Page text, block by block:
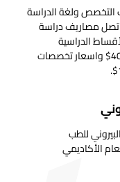
ولغة الدراسة
أنها إجمالا تتراوح بين 4000$ و تصل مصاريف دراسة
الى 21000$ أما الأقساط الدراسية
لتخصصات الماجستير تتراوح بين 3500$ و 4000$ واسعار تخصصات
للطب
للعام الأكاديمي